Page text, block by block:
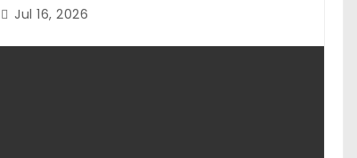
Jul 16, 2026